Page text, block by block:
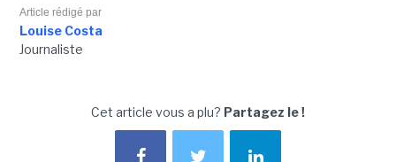
Article rédigé par
Louise Costa
Journaliste
Cet article vous a plu? Partagez le !